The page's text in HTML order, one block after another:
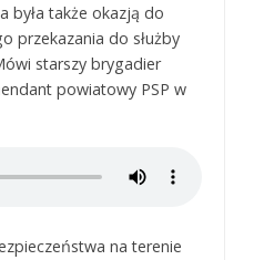
była także okazją do
przekazania do służby
starszy brygadier
powiatowy PSP w
na terenie